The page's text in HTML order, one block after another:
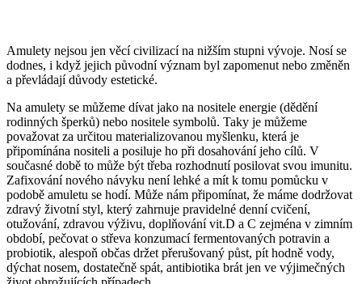
Amulety nejsou jen věcí civilizací na nižším stupni vývoje. Nosí se
dodnes, i když jejich původní význam byl zapomenut nebo změněn
a převládají důvody estetické.
Na amulety se můžeme dívat jako na nositele energie (dědění
rodinných šperků) nebo nositele symbolů. Taky je můžeme
považovat za určitou materializovanou myšlenku, která je
připomínána nositeli a posiluje ho při dosahování jeho cílů. V
současné době to může být třeba rozhodnutí posilovat svou imunitu.
Zafixování nového návyku není lehké a mít k tomu pomůcku v
podobě amuletu se hodí. Může nám připomínat, že máme dodržovat
zdravý životní styl, který zahrnuje pravidelné denní cvičení,
otužování, zdravou výživu, doplňování vit.D a C zejména v zimním
období, pečovat o střeva konzumací fermentovaných potravin a
probiotik, alespoň občas držet přerušovaný půst, pít hodně vody,
dýchat nosem, dostatečně spát, antibiotika brát jen ve výjimečných